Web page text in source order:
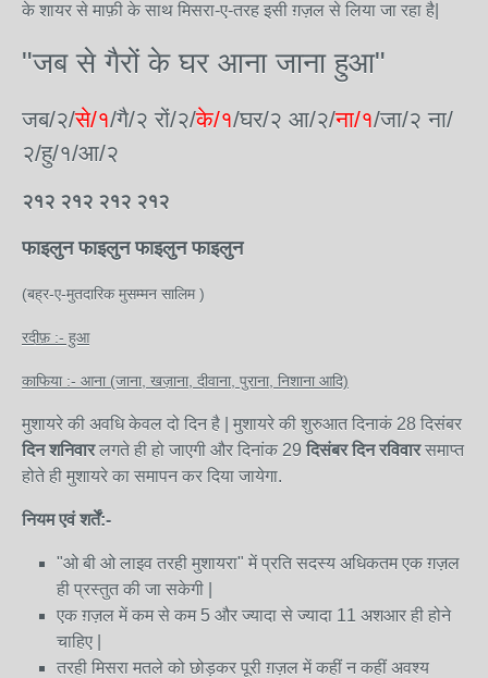
के शायर से माफ़ी के साथ मिसरा-ए-तरह इसी ग़ज़ल से लिया जा रहा है|
"जब से गैरों के घर आना जाना हुआ"
जब/२/से/१/गै/२ रों/२/के/१/घर/२ आ/२/ना/१/जा/२ ना/
२/हु/१/आ/२
२१२ २१२ २१२ २१२
फाइलुन फाइलुन फाइलुन फाइलुन
(बह्र-ए-मुतदारिक मुसम्मन सालिम )
रदीफ़ :- हुआ
काफिया :- आना (जाना, खज़ाना, दीवाना, पुराना, निशाना आदि)
मुशायरे की अवधि केवल दो दिन है | मुशायरे की शुरुआत दिनाकं 28 दिसंबर
दिन शनिवारलगते ही हो जाएगी और दिनांक 29 दिसंबर दिन रविवारसमाप्त
होते ही मुशायरे का समापन कर दिया जायेगा.
नियम एवं शर्तें:-
"ओ बी ओ लाइव तरही मुशायरा" में प्रति सदस्य अधिकतम एक ग़ज़ल
ही प्रस्तुत की जा सकेगी |
एक ग़ज़ल में कम से कम 5 और ज्यादा से ज्यादा 11 अशआर ही होने
चाहिए |
तरही मिसरा मतले को छोड़कर पूरी ग़ज़ल में कहीं न कहीं अवश्य